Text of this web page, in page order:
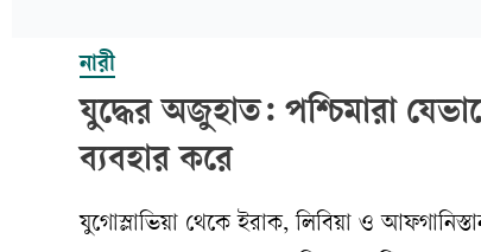
নারী
যুদ্ধের অজুহাত: পশ্চিমারা
ব্যবহার করে
যুগোস্লাভিয়া থেকে ইরাক, লিবিয়া ও